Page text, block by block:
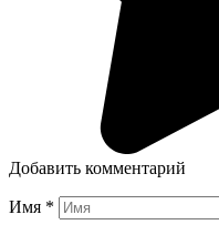
Добавить комментарий
Имя *